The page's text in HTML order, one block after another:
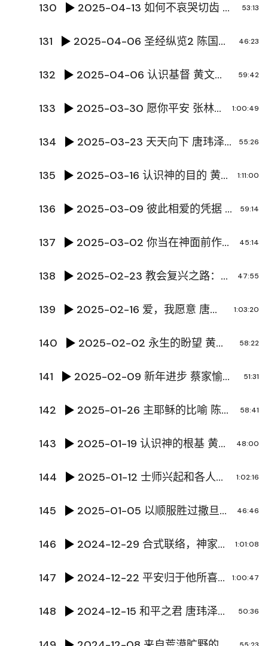
130 2025-04-13 如何不哀哭切齿 陈国辉传道 53:13
131 2025-04-06 圣经纵览2 陈国辉传道 46:23
132 2025-04-06 认识基督 黄文超牧师 59:42
133 2025-03-30 愿你平安 张林传道 1:00:49
134 2025-03-23 天天向下 唐玮泽传道 55:26
135 2025-03-16 认识神的目的 黄文超牧师 1:11:00
136 2025-03-09 彼此相爱的凭据 余东海牧师 59:14
137 2025-03-02 你当在神面前作完全人 黄文超牧师 45:14
138 2025-02-23 教会复兴之路：祷告策划 萧志雄牧师 47:55
139 2025-02-16 爱，我愿意 唐炜泽传道 1:03:20
140 2025-02-02 永生的盼望 黄文超牧师 58:22
141 2025-02-09 新年进步 蔡家愉传道 51:31
142 2025-01-26 主耶稣的比喻 陈国辉传道 58:41
143 2025-01-19 认识神的根基 黄文超牧师 48:00
144 2025-01-12 士师兴起和各人任意而行 的历史循环的警示 权陈牧师 1:02:16
145 2025-01-05 以顺服胜过撒旦的目的 陈国辉传道 46:46
146 2024-12-29 合式联络，神家渐建 张林传道 1:01:08
147 2024-12-22 平安归于他所喜爱的人 于东海牧师 1:00:47
148 2024-12-15 和平之君 唐玮泽传道 50:36